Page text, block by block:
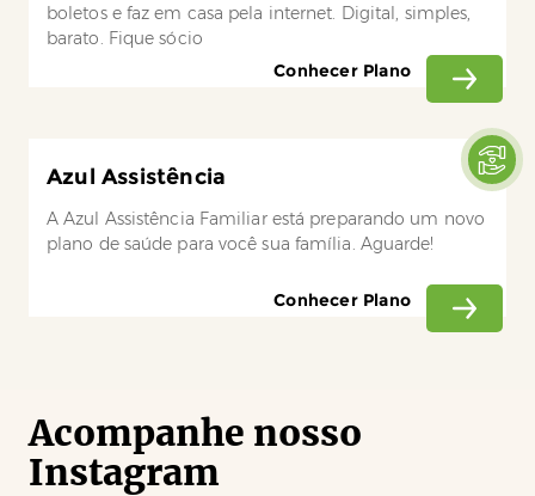
boletos e faz em casa pela internet. Digital, simples,
barato. Fique sócio
Conhecer Plano
Azul Assistência
A Azul Assistência Familiar está preparando um novo
plano de saúde para você sua família. Aguarde!
Conhecer Plano
Acompanhe nosso
Instagram